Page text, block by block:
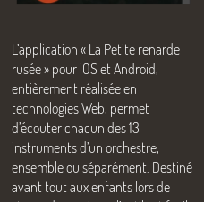
L’application « La Petite renarde
rusée» pour iOS et Android,
entièrement réalisée en
technologies Web, permet
d’écouter chacun des 13
instruments d’un orchestre,
ensemble ou séparément. Destiné
avant tout aux enfants lors de